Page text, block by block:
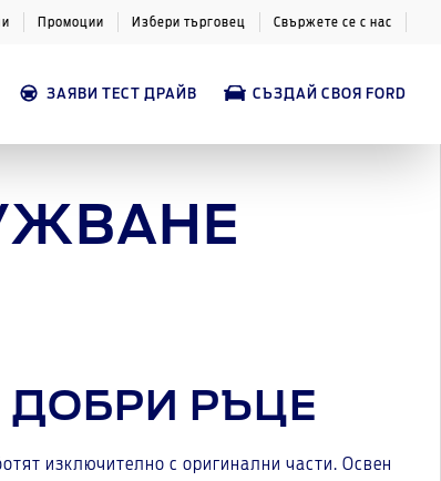
Промоции Избери търговец Свържете се с нас
ЗАЯВИ ТЕСТ ДРАЙВ СЪЗДАЙ СВОЯ FORD
ДОБРИ РЪЦЕ
изключително с оригинални части. Освен